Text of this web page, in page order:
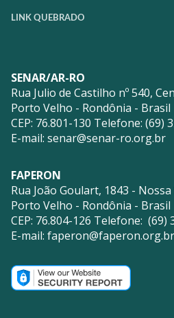
LINK QUEBRADO
SENAR/AR-RO
Rua Julio de Castilho nº 540,
Porto Velho - Rondônia - Brasil
CEP: 76.801-130 Telefone: (69)
E-mail: senar@senar-ro.org.br
FAPERON
Rua João Goulart, 1843 - Nossa
Porto Velho - Rondônia - Brasil
CEP: 76.804-126 Telefone: (69)
E-mail: faperon@faperon.org.br